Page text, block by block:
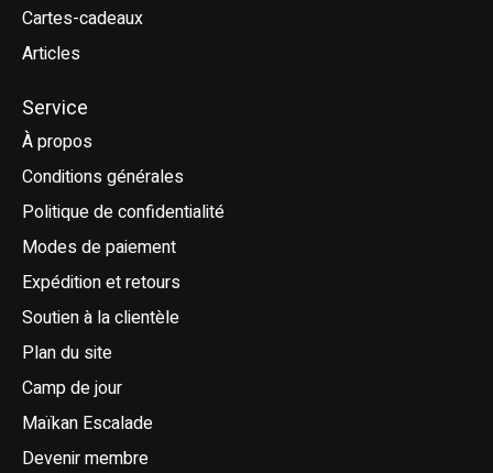
Cartes-cadeaux
Articles
Service
À propos
Conditions générales
Politique de confidentialité
Modes de paiement
Expédition et retours
Soutien à la clientèle
Plan du site
Camp de jour
Maïkan Escalade
Devenir membre